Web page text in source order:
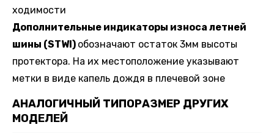
ходимости
Дополнительные индикаторы износа летней
шины (STWI) обозначают остаток 3мм высоты
протектора. На их местоположение указывают
метки в виде капель дождя в плечевой зоне
АНАЛОГИЧНЫЙ ТИПОРАЗМЕР ДРУГИХ
МОДЕЛЕЙ